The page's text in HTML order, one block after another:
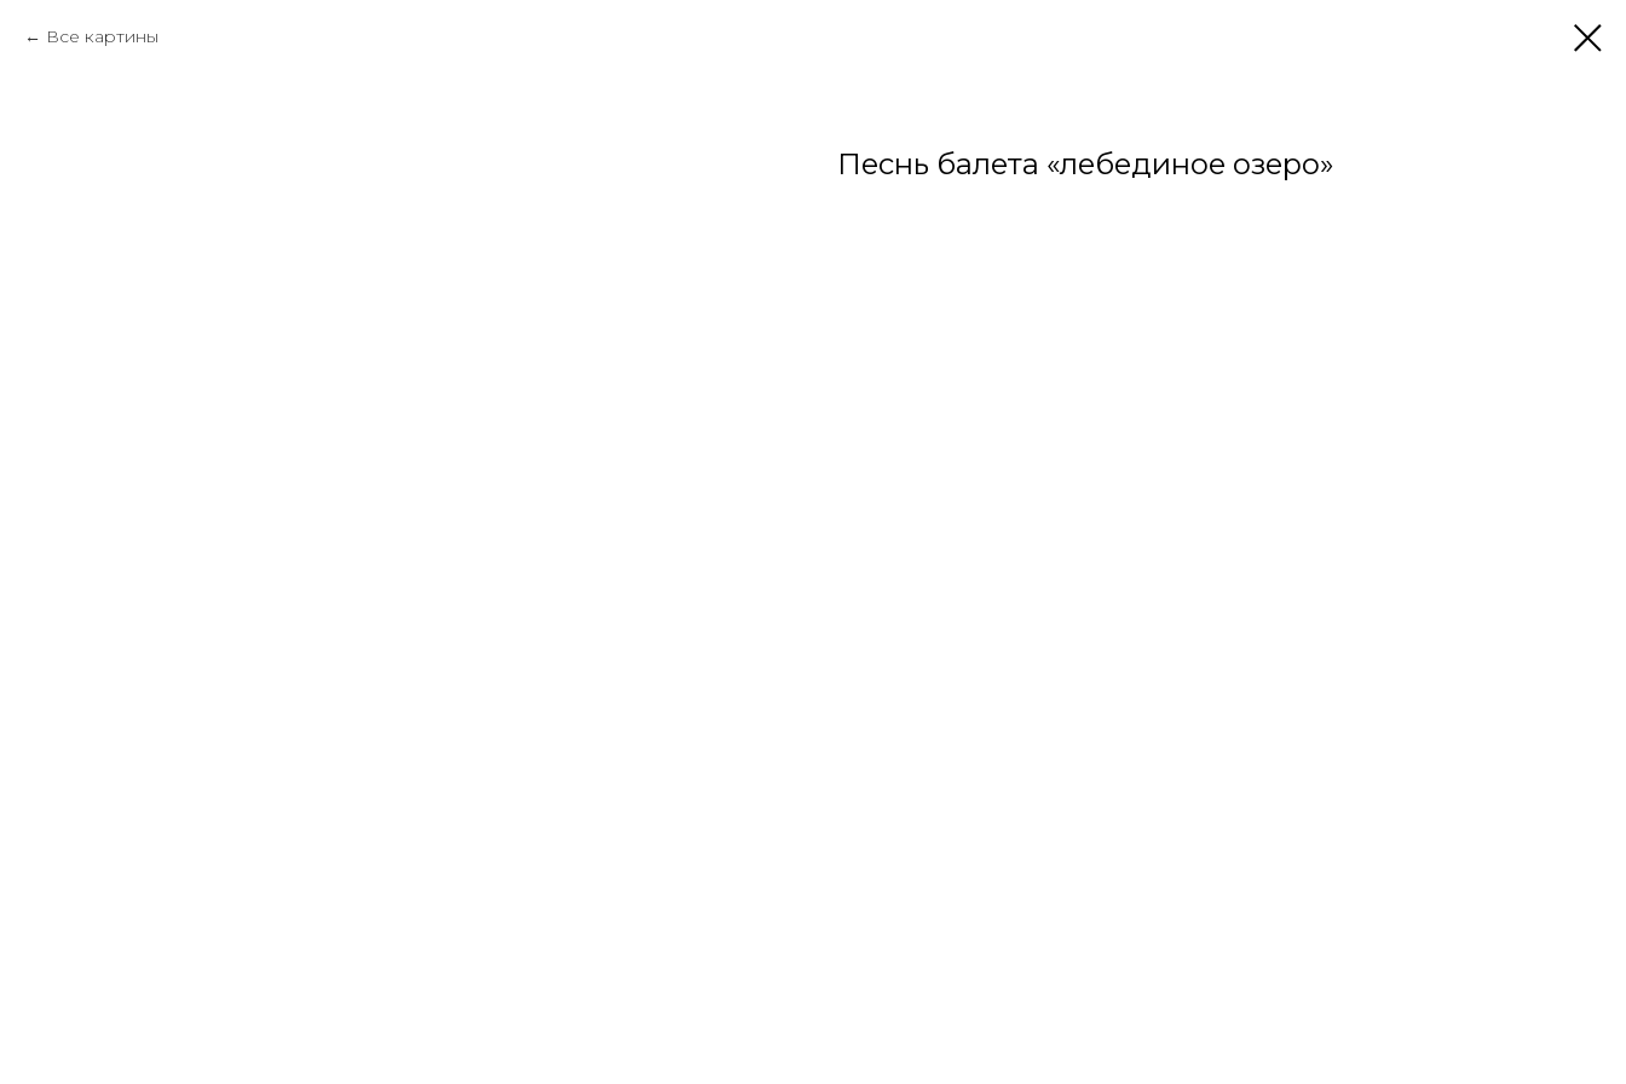
Все картины
Песнь балета «лебединое озеро»